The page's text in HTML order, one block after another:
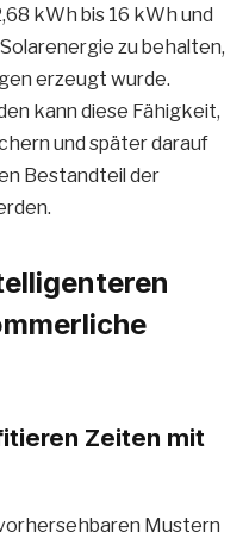
kWh bis 16 kWh und
zu behalten,
erzeugt wurde.
kann diese Fähigkeit,
und später darauf
Bestandteil der
Zeiten mit
Mustern